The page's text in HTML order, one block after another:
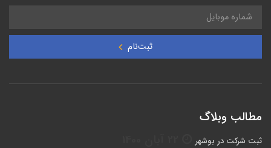
ثبت‌نام
مطالب وبلاگ
ثبت شرکت در بوشهر